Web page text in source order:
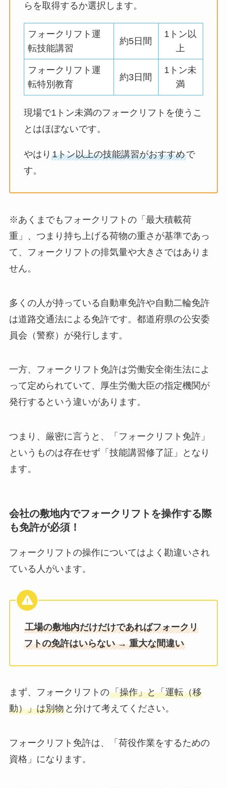
らを取得するか選択します。
フォークリフト運
転技能講習
約5日間
1トン以
上
フォークリフト運
転特別教育
約3日間
1トン未
満
現場で1トン未満のフォークリフトを使うこ
とはほぼないです。
やはり 1トン以上の技能講習がおすすめで
す。
※あくまでもフォークリフトの「最大積載荷
重」、つまり持ち上げる荷物の重さが基準であっ
て、フォークリフトの排気量や大きさではありま
せん。
多くの人が持っている自動車免許や自動二輪免許
は道路交通法による免許です。都道府県の公安委
員会（警察）が発行します。
一方、フォークリフト免許は労働安全衛生法によ
って定められていて、厚生労働大臣の指定機関が
発行するという違いがあります。
つまり、厳密に言うと、「フォークリフト免許」
というものは存在せず「技能講習修了証」となり
ます。
会社の敷地内でフォークリフトを操作する際
も免許が必須！
フォークリフトの操作についてはよく勘違いされ
ている人がいます。
工場の敷地内だけだけであればフォークリ
フトの免許はいらない→重大な間違い
まず、フォークリフトの「操作」と「運転（移
動）」は別物と分けて考えてください。
フォークリフト免許は、「荷役作業をするための
資格」になります。